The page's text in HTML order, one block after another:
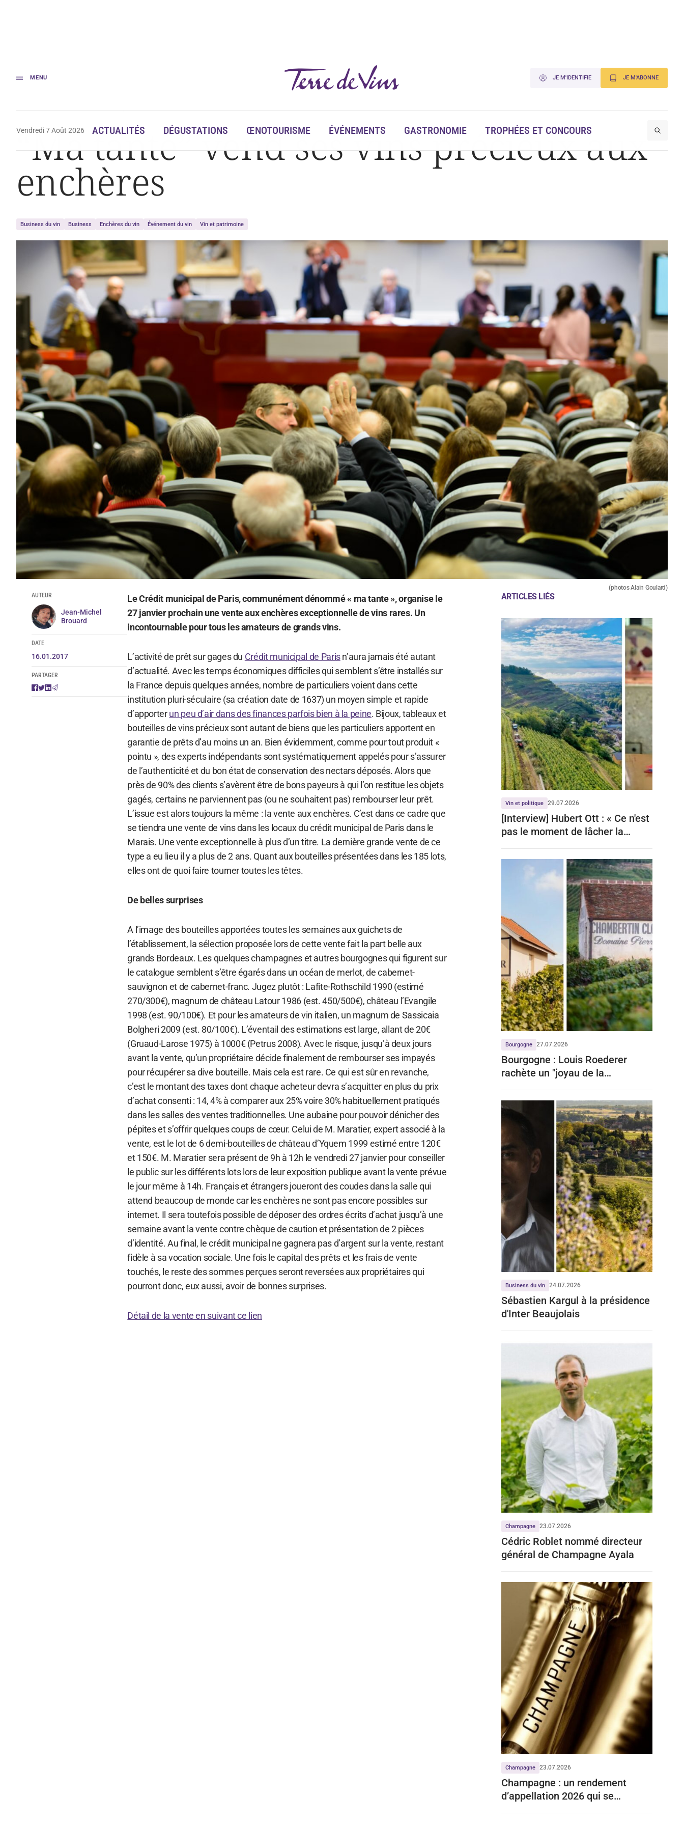
MENU JE M'IDENTIFIE JE M'ABONNE
Vendredi 7 Août 2026 ACTUALITÉS DÉGUSTATIONS ŒNOTOURISME ÉVÉNEMENTS GASTRONOMIE TROPHÉES ET CONCOURS
Accueil « Ma tante » vend ses vins précieux aux enchères
“Ma tante” vend ses vins précieux aux
enchères
Business du vin Business Enchères du vin Événement du vin Vin et patrimoine
(photos Alain Goulard)
AUTEUR
Jean-Michel
Brouard
DATE
16.01.2017
PARTAGER
Le Crédit municipal de Paris, communément dénommé « ma tante », organise le
27 janvier prochain une vente aux enchères exceptionnelle de vins rares. Un
incontournable pour tous les amateurs de grands vins.
L’activité de prêt sur gages du Crédit municipal de Parisn’aura jamais été autant
d’actualité. Avec les temps économiques difficiles qui semblent s’être installés sur
la France depuis quelques années, nombre de particuliers voient dans cette
institution pluri-séculaire (sa création date de 1637) un moyen simple et rapide
d’apporterun peu d’air dans des finances parfois bien à la peine. Bijoux, tableaux et
bouteilles de vins précieux sont autant de biens que les particuliers apportent en
garantie de prêts d’au moins un an. Bien évidemment, comme pour tout produit «
pointu », des experts indépendants sont systématiquement appelés pour s’assurer
de l’authenticité et du bon état de conservation des nectars déposés. Alors que
près de 90% des clients s’avèrent être de bons payeurs à qui l’on restitue les objets
gagés, certains ne parviennent pas (ou ne souhaitent pas) rembourser leur prêt.
L’issue est alors toujours la même : la vente aux enchères. C’est dans ce cadre que
se tiendra une vente de vins dans les locaux du crédit municipal de Paris dans le
Marais. Une vente exceptionnelle à plus d’un titre. La dernière grande vente de ce
type a eu lieu il y a plus de 2 ans. Quant aux bouteilles présentées dans les 185 lots,
elles ont de quoi faire tourner toutes les têtes.
De belles surprises
A l’image des bouteilles apportées toutes les semaines aux guichets de
l’établissement, la sélection proposée lors de cette vente fait la part belle aux
grands Bordeaux. Les quelques champagnes et autres bourgognes qui figurent sur
le catalogue semblent s’être égarés dans un océan de merlot, de cabernet-
sauvignon et de cabernet-franc. Jugez plutôt : Lafite-Rothschild 1990 (estimé
270/300€), magnum de château Latour 1986 (est. 450/500€), château l’Evangile
1998 (est. 90/100€). Et pour les amateurs de vin italien, un magnum de Sassicaia
Bolgheri 2009 (est. 80/100€). L’éventail des estimations est large, allant de 20€
(Gruaud-Larose 1975) à 1000€ (Petrus 2008). Avec le risque, jusqu’à deux jours
avant la vente, qu’un propriétaire décide finalement de rembourser ses impayés
pour récupérer sa dive bouteille. Mais cela est rare. Ce qui est sûr en revanche,
c’est le montant des taxes dont chaque acheteur devra s’acquitter en plus du prix
d’achat consenti : 14, 4% à comparer aux 25% voire 30% habituellement pratiqués
dans les salles des ventes traditionnelles. Une aubaine pour pouvoir dénicher des
pépites et s’offrir quelques coups de cœur. Celui de M. Maratier, expert associé à la
vente, est le lot de 6 demi-bouteilles de château d’Yquem 1999 estimé entre 120€
et 150€. M. Maratier sera présent de 9h à 12h le vendredi 27 janvier pour conseiller
le public sur les différents lots lors de leur exposition publique avant la vente prévue
le jour même à 14h. Français et étrangers joueront des coudes dans la salle qui
attend beaucoup de monde car les enchères ne sont pas encore possibles sur
internet. Il sera toutefois possible de déposer des ordres écrits d’achat jusqu’à une
semaine avant la vente contre chèque de caution et présentation de 2 pièces
d’identité. Au final, le crédit municipal ne gagnera pas d’argent sur la vente, restant
fidèle à sa vocation sociale. Une fois le capital des prêts et les frais de vente
touchés, le reste des sommes perçues seront reversées aux propriétaires qui
pourront donc, eux aussi, avoir de bonnes surprises.
Détail de la vente en suivant ce lien
ARTICLES LIÉS
Vin et politique 29.07.2026
[Interview] Hubert Ott : « Ce n'est
pas le moment de lâcher la
Bourgogne 27.07.2026
Bourgogne : Louis Roederer
rachète un "joyau de la
Business du vin 24.07.2026
Sébastien Kargul à la présidence
d'Inter Beaujolais
Champagne 23.07.2026
Cédric Roblet nommé directeur
général de Champagne Ayala
Champagne 23.07.2026
Champagne : un rendement
d’appellation 2026 qui se